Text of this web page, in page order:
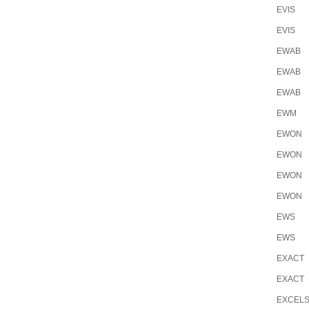
EVIS
EVIS
EWAB
EWAB
EWAB
EWM
EWON
EWON
EWON
EWON
EWS
EWS
EXACT
EXACT